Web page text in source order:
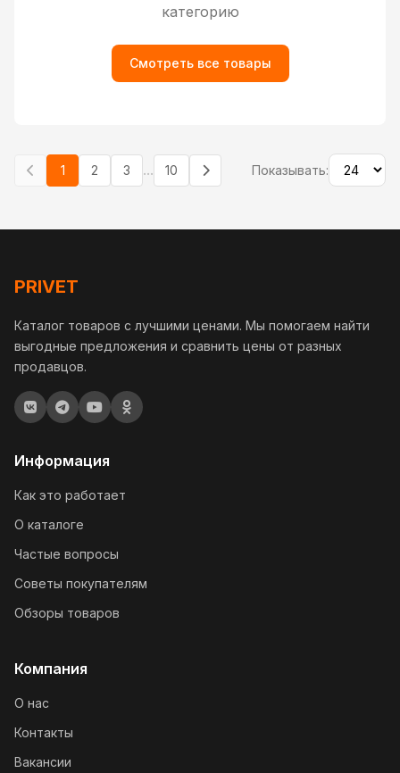
категорию
Смотреть все товары
1 2 3 ... 10 Показывать:
PRIVET
Каталог товаров с лучшими ценами. Мы помогаем найти
выгодные предложения и сравнить цены от разных
продавцов.
Информация
Как это работает
О каталоге
Частые вопросы
Советы покупателям
Обзоры товаров
Компания
О нас
Контакты
Вакансии